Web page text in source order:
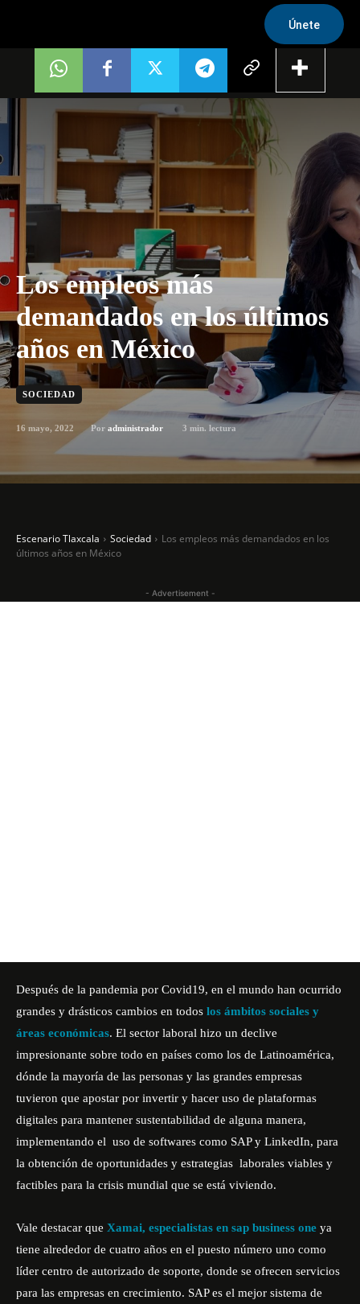
Únete
Los empleos más
demandados en los últimos
años en México
SOCIEDAD
16 mayo, 2022 Por administrador 3 min. lectura
Escenario Tlaxcala Sociedad
Los empleos más demandados en los
últimos años en México
- Advertisement -
Después de la pandemia por Covid19, en el mundo han ocurrido
grandes y drásticos cambios en todos los ámbitos sociales y
áreas económicas. El sector laboral hizo un declive
impresionante sobre todo en países como los de Latinoamérica,
dónde la mayoría de las personas y las grandes empresas
tuvieron que apostar por invertir y hacer uso de plataformas
digitales para mantener sustentabilidad de alguna manera,
implementando el uso de softwares como SAP y LinkedIn, para
la obtención de oportunidades y estrategias laborales viables y
factibles para la crisis mundial que se está viviendo.
Vale destacar que Xamai, especialistas en sap business one ya
tiene alrededor de cuatro años en el puesto número uno como
líder centro de autorizado de soporte, donde se ofrecen servicios
para las empresas en crecimiento. SAP es el mejor sistema de